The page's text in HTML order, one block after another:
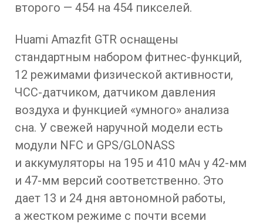
второго — 454 на 454 пикселей.
Huami Amazfit GTR оснащены
стандартным набором фитнес-функций,
12 режимами физической активности,
ЧСС-датчиком, датчиком давления
воздуха и функцией «умного» анализа
сна. У свежей наручной модели есть
модули NFC и GPS/GLONASS
и аккумуляторы на 195 и 410 мАч у 42-мм
и 47-мм версий соответственно. Это
дает 13 и 24 дня автономной работы,
а жестком режиме с почти всеми